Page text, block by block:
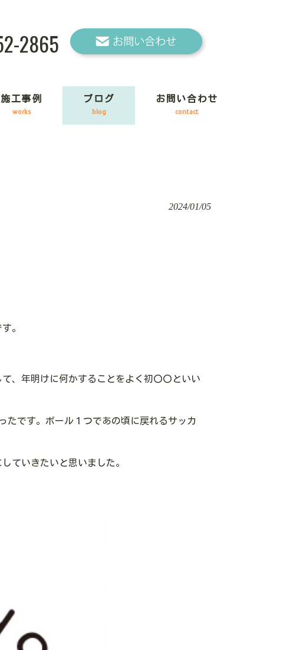
2865
施工事例
works
ブログ
blog
お問い合わせ
contact
2024/01/05
。
、年明けに何かすることをよく初〇〇といい
たです。ボール１つであの頃に戻れるサッカ
ていきたいと思いました。